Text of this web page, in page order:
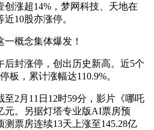
涨超14%，梦网科技、天地在
10股亦涨停。
封涨停，创出历史新高。近5个
板，累计涨幅达110.9%。
2月11日12时59分，影片《哪吒
元。另据灯塔专业版AI票房预
票房连续13天上涨至145.28亿